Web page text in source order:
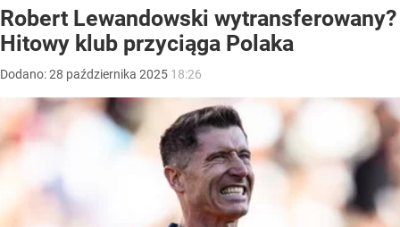
Robert Lewandowski wytransferowany?
Hitowy klub przyciąga Polaka
Dodano:28 października 2025 18:26